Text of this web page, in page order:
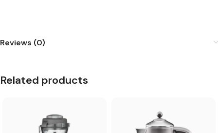
Reviews (0)
Related products